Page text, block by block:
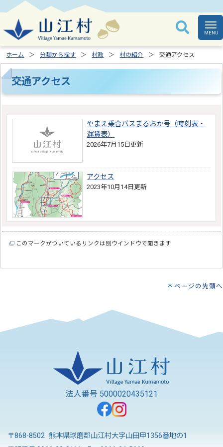
ホーム 分類から探す 村政 村の紹介 交通アクセス
交通アクセス
やまえ乗合バスまるおか号（時刻表・
運賃表）
2026年7月15日更新
アクセス
2023年10月14日更新
このマークがついているリンクは別ウインドウで開きます
ページの先頭へ
法人番号 5000020435121
〒868-8502 熊本県球磨郡山江村大字山田甲1356番地の1